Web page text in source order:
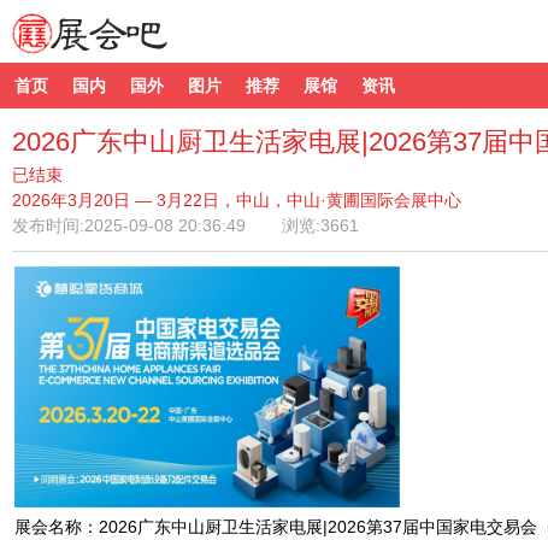
首页 国内 国外 图片 推荐 展馆 资讯
2026广东中山厨卫生活家电展|2026第37届中
已结束
2026年3月20日 — 3月22日，中山，中山·黄圃国际会展中心
发布时间:2025-09-08 20:36:49 浏览:3661
展会名称：2026广东中山厨卫生活家电展|2026第37届中国家电交易会